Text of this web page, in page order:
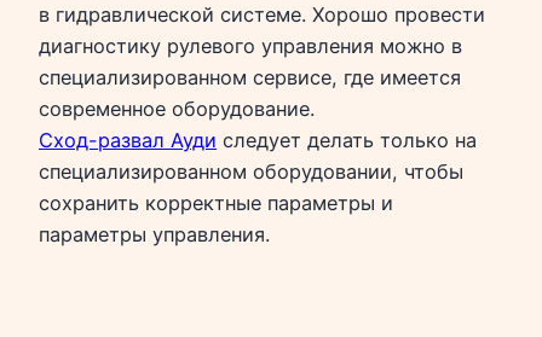
в гидравлической системе. Хорошо провести
диагностику рулевого управления можно в
специализированном сервисе, где имеется
современное оборудование.
Сход-развал Ауди следует делать только на
специализированном оборудовании, чтобы
сохранить корректные параметры и
параметры управления.